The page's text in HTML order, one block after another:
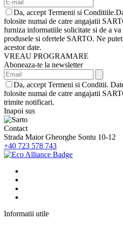
Da, accept Termenii si
folosite numai de catre angajatii
furniza informatiile solicitate si de a
produsele si ofertele SARTO. Ne
acestor date.
VREAU PROGRAMARE
Aboneaza-te la newsletter
Da, accept Termeni si Conditii.
folosite numai de catre angajatii
trimite notificari.
Inapoi sus
Contact
Strada Maior Gheorghe Sontu 10-12
+40 723 578 743
Informatii utile